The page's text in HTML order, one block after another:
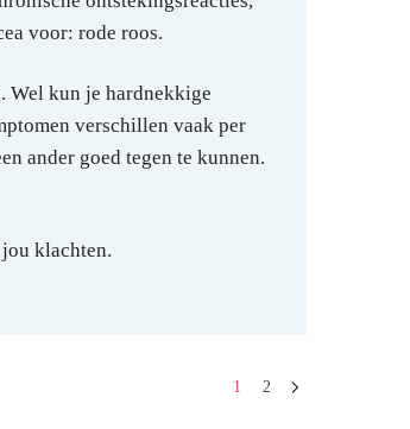
voor: rode roos.
Wel kun je hardnekkige
verschillen vaak per
ander goed tegen te kunnen.
klachten.
1 2